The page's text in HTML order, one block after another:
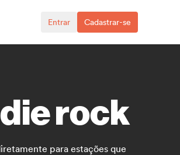
Entrar Cadastrar-se
rock
para estações que